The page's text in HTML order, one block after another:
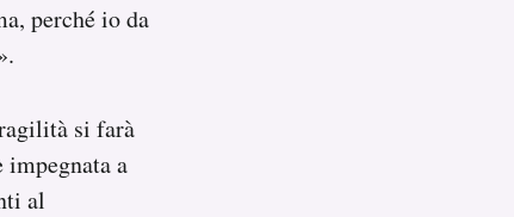
perché io da
si farà
a
al